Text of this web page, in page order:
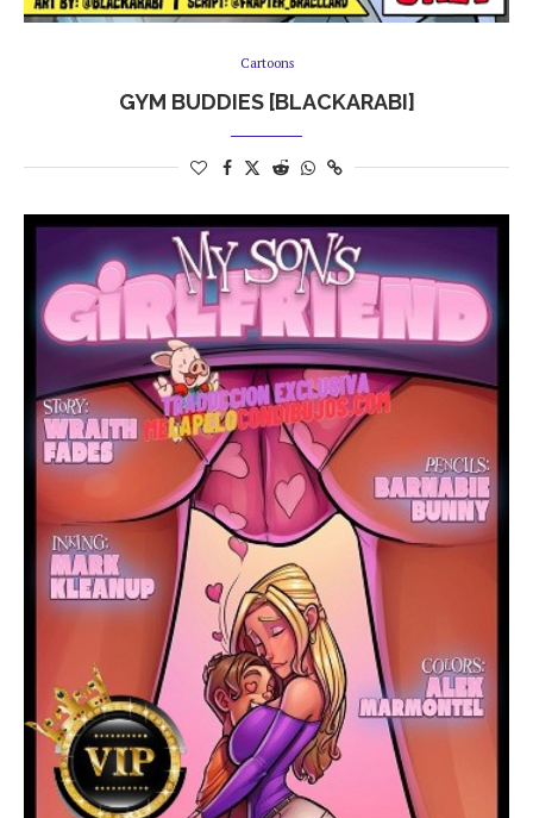
Cartoons
GYM BUDDIES [BLACKARABI]